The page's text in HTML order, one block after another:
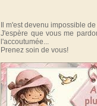
Il m'est devenu impossible
J'espère que vous me
l'accoutumée...
Prenez soin de vous!